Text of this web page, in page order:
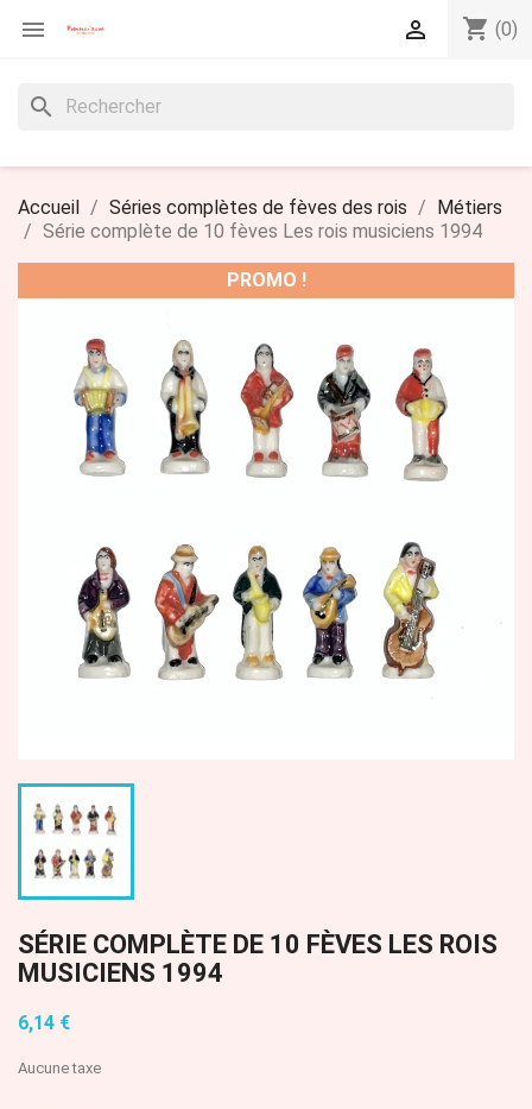
 shopping_cart (0)

search
Accueil Séries complètes de fèves des rois
Métiers
Série complète de 10 fèves Les rois musiciens 1994
PROMO !
SÉRIE COMPLÈTE DE 10 FÈVES LES ROIS
MUSICIENS 1994
6,14 €
Aucune taxe